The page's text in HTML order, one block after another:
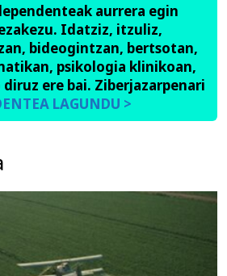
aurrera egin
Idatziz, itzuliz,
bideogintzan, bertsotan,
psikologia klinikoan,
ere bai. Ziberjazarpenari
LAGUNDU >